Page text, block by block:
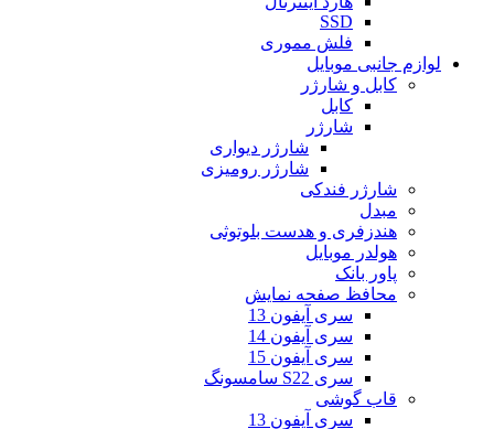
SSD
فلش مموری
لوازم جانبی موبایل
کابل و شارژر
کابل
شارژر
شارژر دیواری
شارژر رومیزی
شارژر فندکی
مبدل
هندزفری و هدست بلوتوثی
هولدر موبایل
پاور بانک
محافظ صفحه نمایش
سری آیفون 13
سری آیفون 14
سری آیفون 15
سری S22 سامسونگ
قاب گوشی
سری آیفون 13